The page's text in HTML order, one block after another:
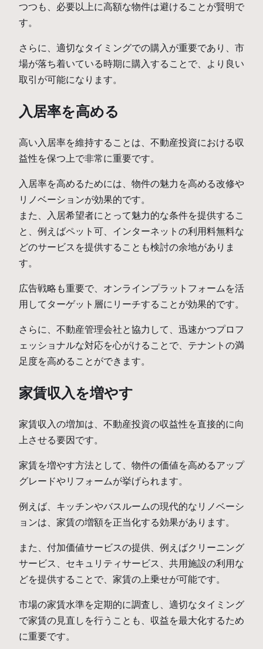
つつも、必要以上に高額な物件は避けることが賢明で
す。
さらに、適切なタイミングでの購入が重要であり、市
場が落ち着いている時期に購入することで、より良い
取引が可能になります。
入居率を高める
高い入居率を維持することは、不動産投資における収
益性を保つ上で非常に重要です。
入居率を高めるためには、物件の魅力を高める改修や
リノベーションが効果的です。
また、入居希望者にとって魅力的な条件を提供するこ
と、例えばペット可、インターネットの利用料無料な
どのサービスを提供することも検討の余地がありま
す。
広告戦略も重要で、オンラインプラットフォームを活
用してターゲット層にリーチすることが効果的です。
さらに、不動産管理会社と協力して、迅速かつプロフ
ェッショナルな対応を心がけることで、テナントの満
足度を高めることができます。
家賃収入を増やす
家賃収入の増加は、不動産投資の収益性を直接的に向
上させる要因です。
家賃を増やす方法として、物件の価値を高めるアップ
グレードやリフォームが挙げられます。
例えば、キッチンやバスルームの現代的なリノベーシ
ョンは、家賃の増額を正当化する効果があります。
また、付加価値サービスの提供、例えばクリーニング
サービス、セキュリティサービス、共用施設の利用な
どを提供することで、家賃の上乗せが可能です。
市場の家賃水準を定期的に調査し、適切なタイミング
で家賃の見直しを行うことも、収益を最大化するため
に重要です。